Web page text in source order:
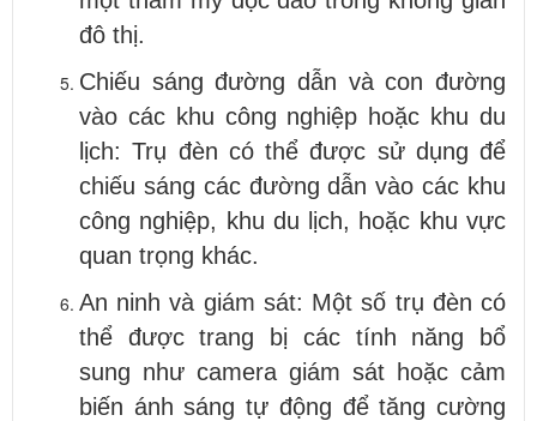
đô thị.
Chiếu sáng đường dẫn và con đường
vào các khu công nghiệp hoặc khu du
lịch: Trụ đèn có thể được sử dụng để
chiếu sáng các đường dẫn vào các khu
công nghiệp, khu du lịch, hoặc khu vực
quan trọng khác.
An ninh và giám sát: Một số trụ đèn có
thể được trang bị các tính năng bổ
sung như camera giám sát hoặc cảm
biến ánh sáng tự động để tăng cường